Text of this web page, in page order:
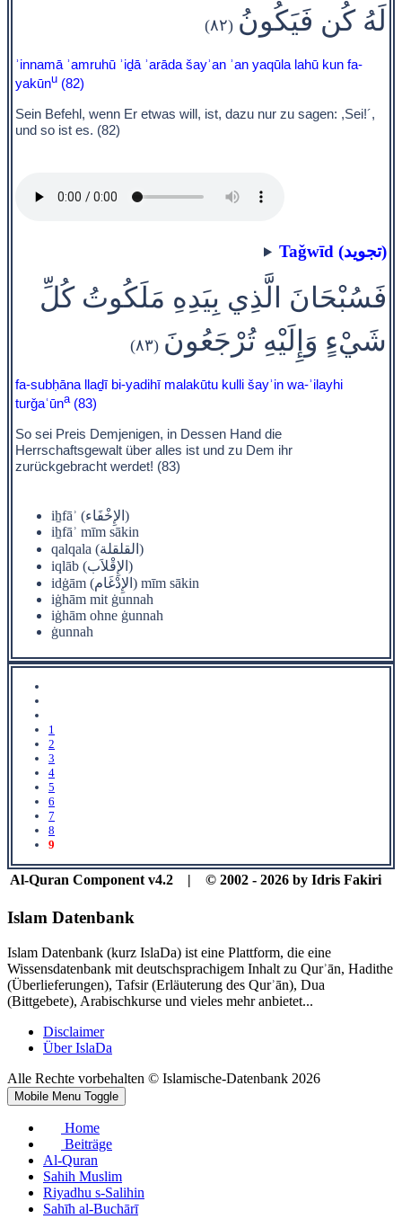
لَهُ كُن فَيَكُونُ (٨٢)
ʾinnamā ʾamruhū ʾiḏā ʾarāda šayʾan ʾan yaqūla lahū kun fa-
yakūnu (82)
Sein Befehl, wenn Er etwas will, ist, dazu nur zu sagen: ,Sei!´,
und so ist es. (82)
Taǧwīd (تجويد)
فَسُبْحَانَ الَّذِي بِيَدِهِ مَلَكُوتُ كُلِّ
شَيْءٍ وَإِلَيْهِ تُرْجَعُونَ (٨٣)
fa-subḥāna llaḏī bi-yadihī malakūtu kulli šayʾin wa-ʾilayhi
turǧaʿūna(83)
So sei Preis Demjenigen, in Dessen Hand die
Herrschaftsgewalt über alles ist und zu Dem ihr
zurückgebracht werdet! (83)
iẖfāʾ (الإِخْفَاء)
iẖfāʾ mīm sākin
qalqala (القلقلة)
iqlāb (الإِقْلاَب)
idġām (الإِدْغَام) mīm sākin
iġhām mit ġunnah
iġhām ohne ġunnah
ġunnah
1
2
3
4
5
6
7
8
9
Al-Quran Component v4.2 | © 2002 - 2026 by Idris Fakiri
Islam Datenbank
Islam Datenbank (kurz IslaDa) ist eine Plattform, die eine
Wissensdatenbank mit deutschsprachigem Inhalt zu Qurʾān, Hadithe
(Überlieferungen), Tafsir (Erläuterung des Qurʾān), Dua
(Bittgebete), Arabischkurse und vieles mehr anbietet...
Disclaimer
Über IslaDa
Alle Rechte vorbehalten © Islamische-Datenbank 2026
Mobile Menu Toggle
Home
Beiträge
Al-Quran
Sahih Muslim
Riyadhu s-Salihin
Sahīh al-Buchārī